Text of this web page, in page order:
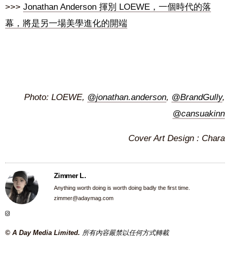
>>> Jonathan Anderson 揮別 LOEWE，一個時代的落
幕，將是另一場美學進化的開端
Photo: LOEWE, @jonathan.anderson, @BrandGully,
@cansuakinn
Cover Art Design : Chara
Zimmer L.
Anything worth doing is worth doing badly the first time.
zimmer@adaymag.com
© A Day Media Limited. 所有內容嚴禁以任何方式轉載